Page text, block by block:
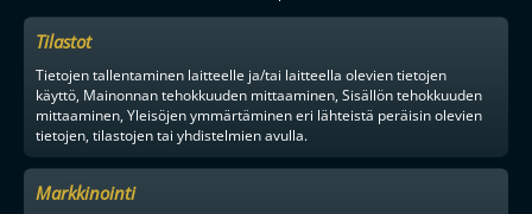
Tilastot
Tietojen tallentaminen laitteelle ja/tai laitteella olevien tietojen
käyttö, Mainonnan tehokkuuden mittaaminen, Sisällön tehokkuuden
mittaaminen, Yleisöjen ymmärtäminen eri lähteistä peräisin olevien
tietojen, tilastojen tai yhdistelmien avulla.
Markkinointi
Huhujen mukaan Pirkoissa on nyt tekemisen meininki. Millaista
kaudesta?
– Meillä on runko pysynyt hyvin kasassa ja olemme saaneet
vahvistuksia muista Tampereen alueen seuroista. Fysiikkapuolella
olemme menneet kesän aikana kovaa. Tavoitteemme on nousta
kauden päätteeksi uudistettuun F-liigaan.